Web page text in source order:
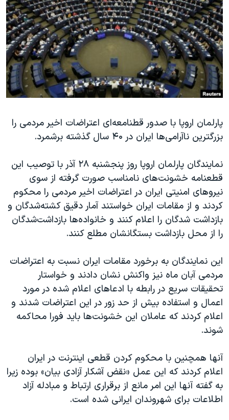
فرهنگ و زندگی
حقوق شهروندی
اقتصادی
علم و فناوری
اسرائیل در جنگ
آرشیو پخش زنده
مستندها
انتخابات ریاست جمهوری آمریکا ۲۰۲۴
حمله جمهوری اسلامی به اسرائیل
رمز مهسا
ورزش زنان در ایران
مجموعه مستندهای دادخواهی
تریبونال مردمی آبان ۹۸
چهل سال گروگان‌گیری
قانون شفافیت دارائی کادر رهبری ایران
اعتراضات مردمی آبان ۹۸
اسرائیل در جنگ
همایش محافظه‌کاران آمریکا «سی‌پک»
صفحه‌های ویژه
سفر پرزیدنت ترامپ به چین
دنبال کنید
زبانهای مختلف
پارلمان اروپا با صدور قطنامعه‌ای اعتراضات اخیر مردمی را
بزرگترین ناآرامی‌ها ایران در ۴۰ سال گذشته برشمرد.
نمایندگان پارلمان اروپا روز پنجشنبه ۲۸ آذر با توصیب این
قطعنامه خشونت‌های نامناسب صورت گرفته از سوی
نیروهای امنیتی ایران در اعتراضات اخیر مردمی را محکوم
کردند و از مقامات ایران خواستند آمار دقیق کشته‌شدگان و
بازداشت شدگان را اعلام کنند و خانواده‌ها بازداشت‌شدگان
را از محل بازداشت بستگانشان مطلع کنند.
این نمایندگان به برخورد مقامات ایران نسبت به اعتراضات
مردمی آبان ماه نیز واکنش نشان دادند و خواستار
تحقیقات سریع در رابطه با ادعاهای اعلام شده در مورد
اعمال و استفاده بیش از حد زور در این اعتراضات شدند و
اعلام کردند که عاملان این خشونت‌ها باید فورا محاکمه
شوند.
آنها همچنین با محکوم کردن قطعی اینترنت در ایران
اعلام کردند که این عمل «نقض آشکار آزادی بیان» بوده زیرا
به گفته آنها این امر مانع از برقراری ارتباط و مبادله آزاد
اطلاعات برای شهروندان ایرانی شده است.